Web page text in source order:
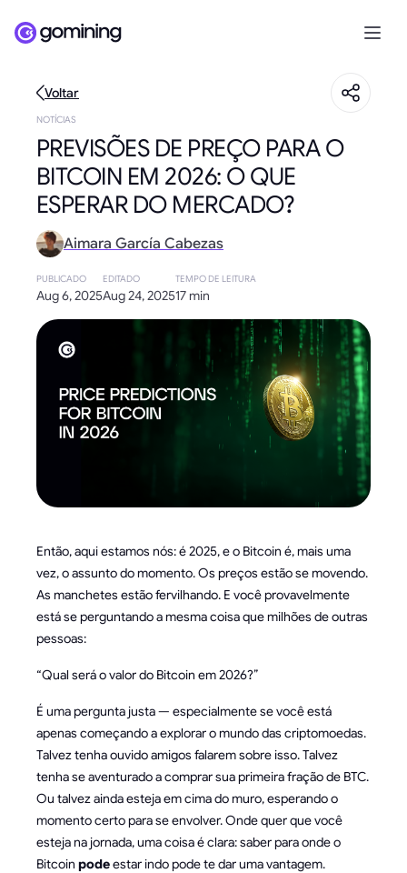
Voltar
NOTÍCIAS
PREVISÕES DE PREÇO PARA O
BITCOIN EM 2026: O QUE
ESPERAR DO MERCADO?
Aimara García Cabezas
PUBLICADO
Aug 6, 2025
EDITADO
Aug 24, 2025
TEMPO DE LEITURA
17 min
Então, aqui estamos nós: é 2025, e o Bitcoin é, mais uma
vez, o assunto do momento. Os preços estão se movendo.
As manchetes estão fervilhando. E você provavelmente
está se perguntando a mesma coisa que milhões de outras
pessoas:
“Qual será o valor do Bitcoin em 2026?”
É uma pergunta justa — especialmente se você está
apenas começando a explorar o mundo das criptomoedas.
Talvez tenha ouvido amigos falarem sobre isso. Talvez
tenha se aventurado a comprar sua primeira fração de BTC.
Ou talvez ainda esteja em cima do muro, esperando o
momento certo para se envolver. Onde quer que você
esteja na jornada, uma coisa é clara: saber para onde o
Bitcoin podeestar indo pode te dar uma vantagem.